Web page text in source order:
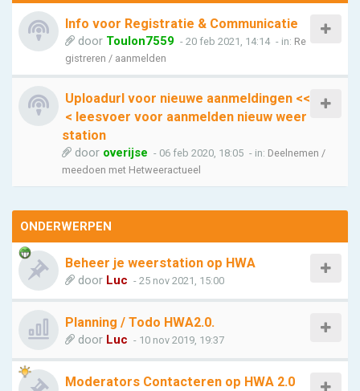
Info voor Registratie & Communicatie
door Toulon7559 - 20 feb 2021, 14:14 - in: Re
gistreren / aanmelden
Uploadurl voor nieuwe aanmeldingen <<
< leesvoer voor aanmelden nieuw weer
station
door overijse - 06 feb 2020, 18:05 - in: Deelnemen /
meedoen met Hetweeractueel
ONDERWERPEN
Beheer je weerstation op HWA
door Luc - 25 nov 2021, 15:00
Planning / Todo HWA2.0.
door Luc - 10 nov 2019, 19:37
Moderators Contacteren op HWA 2.0